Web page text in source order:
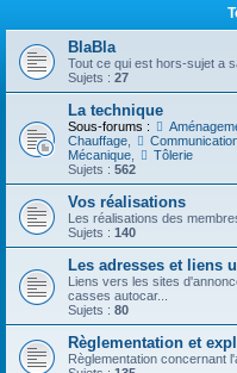
BlaBla
Tout ce qui est hors-sujet a
Sujets : 27
La technique
Sous-forums :
Chauffage
Mécanique
Tôlerie
Sujets : 562
Vos réalisations
Les réalisations des
Sujets : 140
Les adresses et liens
Liens vers les sites
casses autocar...
Sujets : 80
Règlementation et
Règlementation concernant